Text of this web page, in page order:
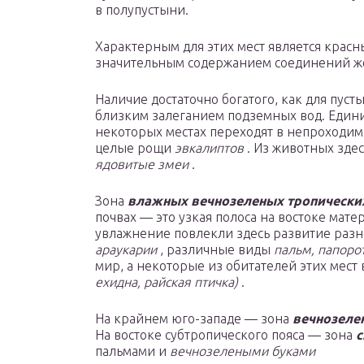
в полупустыни.
Характерным для этих мест является
значительным содержанием соединений
Наличие достаточно богатого, как для
близким залеганием подземных вод.
некоторых местах переходят в
целые рощи эвкалиптов . Из животных
ядовитые змеи .
Зона влажных вечнозеленых
почвах — это узкая полоса на востоке
увлажнение повлекли здесь развитие
араукарии , различные виды пальм,
мир, а некоторые из обитателей этих
ехидна, райская птичка) .
На крайнем юго-западе — зона
На востоке субтропического пояса — зона
пальмами и вечнозелеными буками